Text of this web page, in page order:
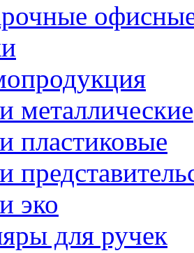
металлические
пластиковые
эко
для ручек